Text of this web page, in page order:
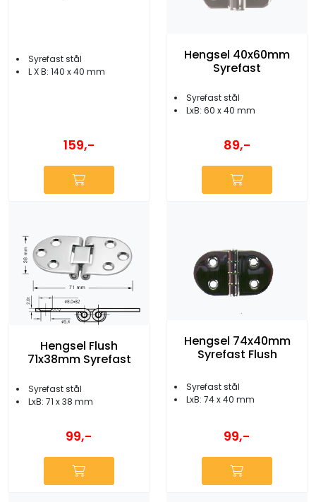
Syrefast stål
L X B: 140 x 40 mm
159,-
Hengsel 40x60mm
Syrefast
Syrefast stål
LxB: 60 x 40 mm
89,-
Hengsel Flush
71x38mm Syrefast
Syrefast stål
LxB: 71 x 38 mm
99,-
Hengsel 74x40mm
Syrefast Flush
Syrefast stål
LxB: 74 x 40 mm
99,-